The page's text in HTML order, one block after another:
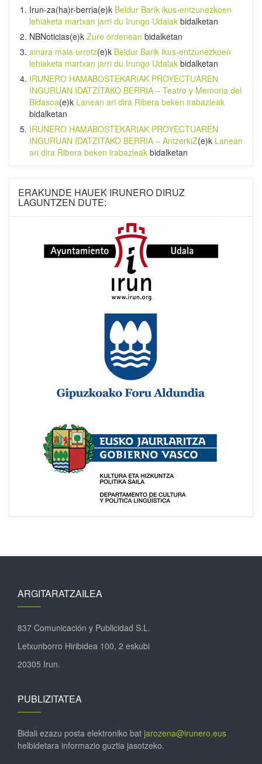
Irun-za(ha)r-berria(e)k Beldur Barik ikus-entzunezkoen
lehiaketa martxan jarri du Irungo Udalak bidalketan
NBNoticias(e)k Zure ordenean bidalketan
ainara maia urrotz(e)k Beldur Barik ikus-entzunezkoen
lehiaketa martxan jarri du Irungo Udalak bidalketan
IRUNERO HAMABOSTEKARIAK PROYECTUAREN
INGURUAN IDATZITAKO BERRIA – Teatro y Memoria del
Bidasoa(e)k Lanean ari dira Ribera beken irabazleak
bidalketan
IRUNERO HAMABOSTEKARIAK PROYECTUAREN
INGURUAN IDATZITAKO BERRIA – AntzerkiZ(e)k Lanean
ari dira Ribera beken irabazleak bidalketan
ERAKUNDE HAUEK IRUNERO DIRUZ
LAGUNTZEN DUTE:
ARGITARATZAILEA
837 Comunicación y Publicidad S.L.
Letxunborro Hiribidea 100, 2 eskubi
20305 Irun.
PUBLIZITATEA
Bidali ezazu posta elektroniko bat jarozena@irunero.eus
helbidetara informazio guztia jasotzeko.